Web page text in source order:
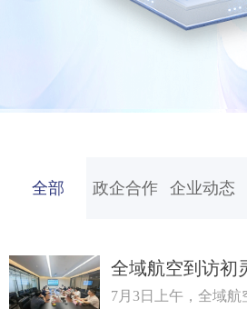
全部 政企合作 企业动态
全域航空到访初
携手赋能算力业
7月3日上午，全域